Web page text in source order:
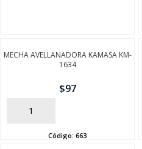
MECHA AVELLANADORA KAMASA KM-
1634
$97
AÑADIR
Código: 663